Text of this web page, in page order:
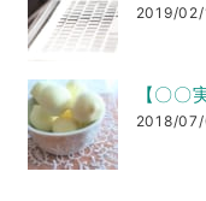
2019/02/
【〇
2018/07/